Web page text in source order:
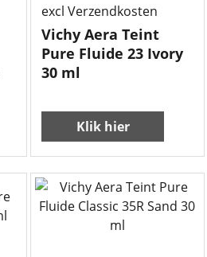
excl Verzendkosten
Vichy Aera Teint
Pure Fluide 23 Ivory
30 ml
Klik hier